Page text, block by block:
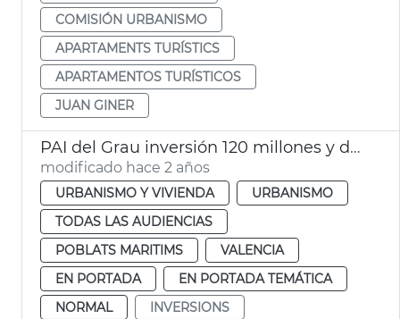
COMISIÓN URBANISMO
APARTAMENTS TURÍSTICS
APARTAMENTOS TURÍSTICOS
JUAN GINER
PAI del Grau inversión 120 millones y depuradora Pinedo
modificado hace 2 años
URBANISMO Y VIVIENDA
URBANISMO
TODAS LAS AUDIENCIAS
POBLATS MARITIMS
VALENCIA
EN PORTADA
EN PORTADA TEMÁTICA
NORMAL
INVERSIONS